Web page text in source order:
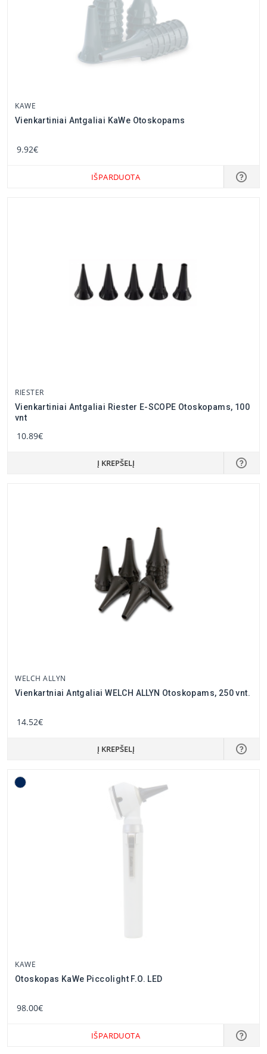
KAWE
Vienkartiniai Antgaliai KaWe Otoskopams
9.92€
IŠPARDUOTA
RIESTER
Vienkartiniai Antgaliai Riester E-SCOPE Otoskopams, 100
vnt
10.89€
Į KREPŠELĮ
WELCH ALLYN
Vienkartniai Antgaliai WELCH ALLYN Otoskopams, 250 vnt.
14.52€
Į KREPŠELĮ
KAWE
Otoskopas KaWe Piccolight F.O. LED
98.00€
IŠPARDUOTA